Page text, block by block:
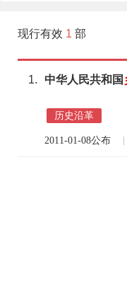
现行有效 1 部
1. 中华人民共和国
历史沿革
2011-01-08公布